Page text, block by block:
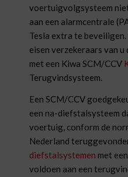
voertuigvolgsysteem
aan een alarmcentrale
Tesla extra te
eisen verzekeraars van
met een Kiwa SCM/CCV
Terugvindsysteem.
Een SCM/CCV
een na-diefstalsysteem
voertuig, conform de
Nederland
diefstalsystemen met
voldoen aan een